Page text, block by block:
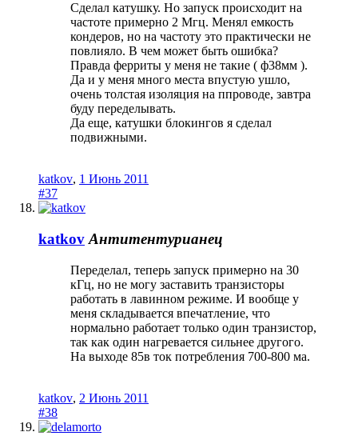
Сделал катушку. Но запуск происходит на
частоте примерно 2 Мгц. Менял емкость
кондеров, но на частоту это практически не
повлияло. В чем может быть ошибка?
Правда ферриты у меня не такие ( ф38мм ).
Да и у меня много места впустую ушло,
очень толстая изоляция на ппроводе, завтра
буду переделывать.
Да еще, катушки блокингов я сделал
подвижными.
katkov, 1 Июнь 2011
#37
katkov Антитентурианец
Переделал, теперь запуск примерно на 30
кГц, но не могу заставить транзисторы
работать в лавинном режиме. И вообще у
меня складывается впечатление, что
нормально работает только один транзистор,
так как один нагревается сильнее другого.
На выходе 85в ток потребления 700-800 ма.
katkov, 2 Июнь 2011
#38